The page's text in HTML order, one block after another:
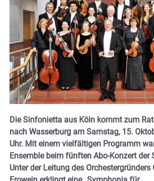
Die Sinfonietta aus Köln kommt zum
nach Wasserburg am Samstag, 15.
Uhr. Mit einem vielfältigen Programm
Ensemble beim fünften Abo-Konzert der
Unter der Leitung des Orchestergründers